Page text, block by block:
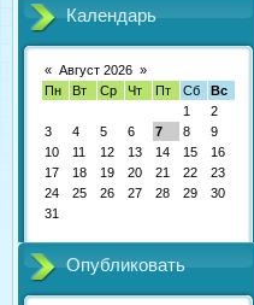
Календарь
« Август 2026 »
Пн
Вт Ср Чт Пт Сб
Вс
1
2
3
4 5 6 7 8
9
10
11 12 13 14 15
16
17
18 19 20 21 22
23
24
25 26 27 28 29
30
31
Опубликовать